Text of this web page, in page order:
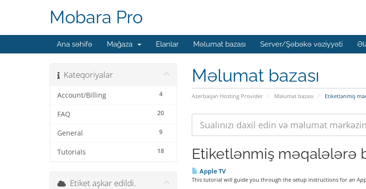
Mobara Pro
Ana səhifə Mağaza Elanlar Məlumat bazası Server/Şəbəkə vəziyyəti
Məlumat bazası
Azerbaijan Hosting Provider Məlumat bazası Etiketlənmiş
Kateqoriyalar
4
Account/Billing
20
FAQ
9
General
18
Tutorials Etiketlənmiş məqalələrə
Apple TV
This tutorial will guide you through the setup instructions for an
Etiket aşkar edildi.